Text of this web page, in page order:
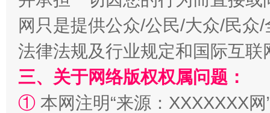
网只是提供公众/公民/大众/民
法律法规及行业规定和国际互
三、关于网络版权权属问题：
① 本网注明“来源：XXXXXXX